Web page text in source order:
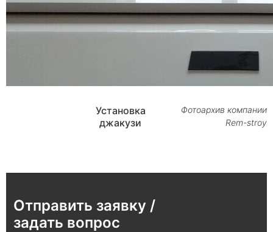
Установка
джакузи
Фотоархив компании
Rem-stroy
Отправить заявку /
задать вопрос